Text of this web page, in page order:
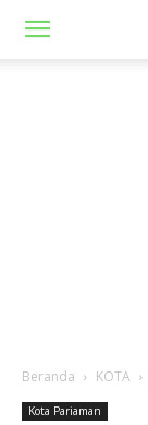
Beranda KOTA
Kota Pariaman